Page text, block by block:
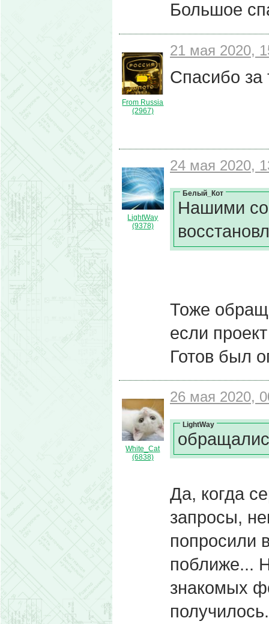
Большое
From Russia
(2967)
21 мая 2020,
Спасибо за
LightWay
(9378)
24 мая 2020,
Белый_Кот
Нашими
Тоже
если
Готов был
White_Cat
(6838)
26 мая 2020,
LightWay
Да, когда
запросы,
попросили
поближе...
знакомых
получилось.